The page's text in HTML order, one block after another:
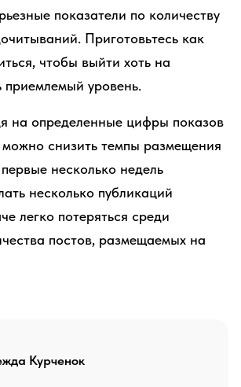
показатели по количеству
Приготовьтесь как
чтобы выйти хоть на
приемлемый уровень.
на определенные цифры показов
снизить темпы размещения
несколько недель
несколько публикаций
легко потеряться среди
постов, размещаемых на
Курченок